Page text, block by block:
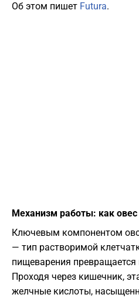
Об этом пишет Futura.
​Механизм работы: как овес
​Ключевым компонентом
— тип растворимой
пищеварения превращается
Проходя через кишечник,
желчные кислоты,